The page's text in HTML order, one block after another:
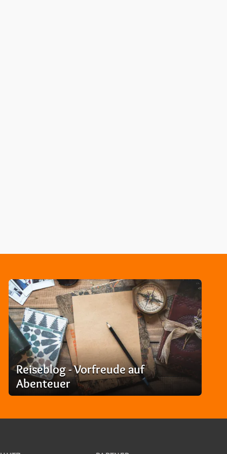
Reiseblog - Vorfreude auf
Abenteuer